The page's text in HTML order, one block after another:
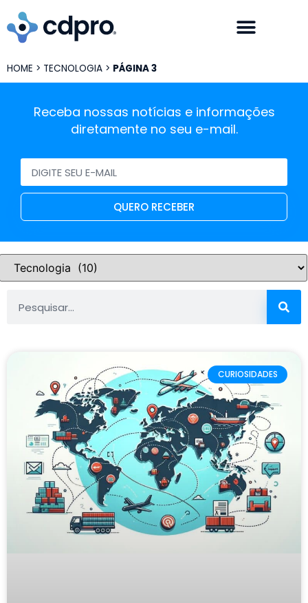
HOME > TECNOLOGIA > PÁGINA 3
Receba nossas notícias e informações
diretamente no seu e-mail.
QUERO RECEBER
CURIOSIDADES